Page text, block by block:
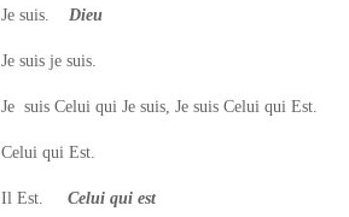
Je suis. Dieu
Je suis je suis.
Je suis Celui qui Je suis, Je suis Celui qui Est.
Celui qui Est.
Il Est. Celui qui est